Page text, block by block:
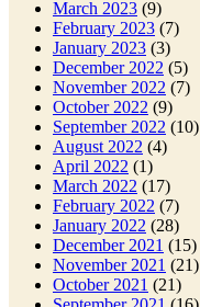
March 2023 (9)
February 2023 (7)
January 2023 (3)
December 2022 (5)
November 2022 (7)
October 2022 (9)
September 2022 (10)
August 2022 (4)
April 2022 (1)
March 2022 (17)
February 2022 (7)
January 2022 (28)
December 2021 (15)
November 2021 (21)
October 2021 (21)